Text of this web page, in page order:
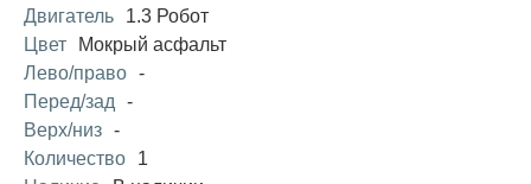
Двигатель
1.3 Робот
Цвет
Мокрый асфальт
Лево/право -
Перед/зад
-
Верх/низ -
Количество
1